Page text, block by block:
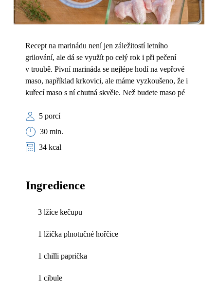
Recept na marinádu není jen záležitostí letního
grilování, ale dá se využít po celý rok i při pečení
v troubě. Pivní marináda se nejlépe hodí na vepřové
maso, například krkovici, ale máme vyzkoušeno, že i
kuřecí maso s ní chutná skvěle. Než budete maso pé
5 porcí
30 min.
34 kcal
Ingredience
3 lžíce kečupu
1 lžička plnotučné hořčice
1 chilli paprička
1 cibule